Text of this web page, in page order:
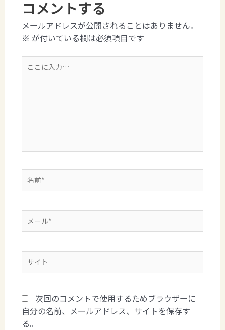
コメントする
メールアドレスが公開されることはありません。
※ が付いている欄は必須項目です
次回のコメントで使用するためブラウザーに
自分の名前、メールアドレス、サイトを保存す
る。